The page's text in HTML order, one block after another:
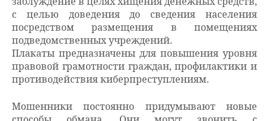
с целью доведения до сведения населения
посредством размещения в помещениях
подведомственных учреждений.
Плакаты предназначены для повышения уровня
правовой грамотности граждан, профилактики и
противодействия киберпреступлениям.
Мошенники постоянно придумывают новые